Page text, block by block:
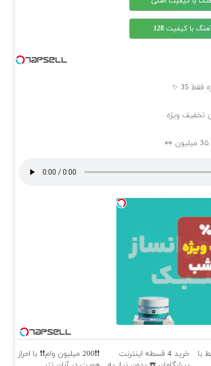
با کیفیت 128
با
خرید 4 قسطه اینترنت
❗❗200 میلیون وام❗❗ با احراز